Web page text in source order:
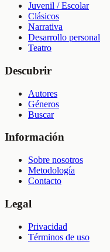
Juvenil / Escolar
Clásicos
Narrativa
Desarrollo personal
Teatro
Descubrir
Autores
Géneros
Buscar
Información
Sobre nosotros
Metodología
Contacto
Legal
Privacidad
Términos de uso